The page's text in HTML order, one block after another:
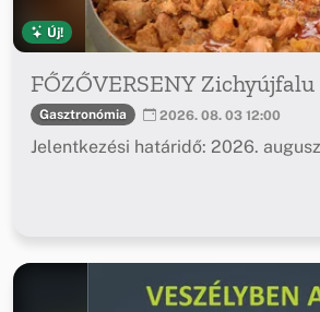
Új!
FŐZŐVERSENY Zichyújfalu
Gasztronómia 2026. 08. 03 12:00
Jelentkezési határidő: 2026.